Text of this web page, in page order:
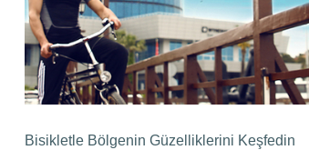
Bisikletle Bölgenin Güzelliklerini Keşfedin